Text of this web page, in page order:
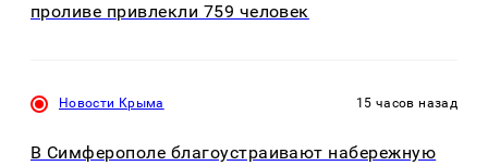
проливе привлекли 759 человек
Новости Крыма 15 часов назад
В Симферополе благоустраивают набережную